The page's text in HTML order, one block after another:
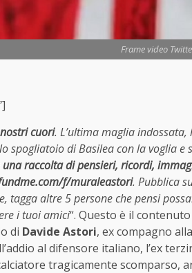
Frame video
cuori. L’ultima maglia
spogliatoio di Basilea con la voglia
una raccolta di pensieri, ricordi,
f/muraleastori. Pubblica
tagga altre 5 persone che pensi
i tuoi amici“. Questo è il
di Davide Astori, ex compagno alla
al difensore italiano, l’ex
tragicamente scomparso,